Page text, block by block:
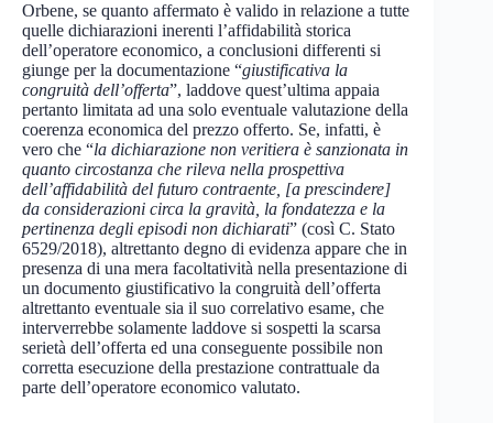
Orbene, se quanto affermato è valido in relazione a tutte
quelle dichiarazioni inerenti l’affidabilità storica
dell’operatore economico, a conclusioni differenti si
giunge per la documentazione “giustificativa la
congruità dell’offerta”, laddove quest’ultima appaia
pertanto limitata ad una solo eventuale valutazione della
coerenza economica del prezzo offerto. Se, infatti, è
vero che “la dichiarazione non veritiera è sanzionata in
quanto circostanza che rileva nella prospettiva
dell’affidabilità del futuro contraente, [a prescindere]
da considerazioni circa la gravità, la fondatezza e la
pertinenza degli episodi non dichiarati” (così C. Stato
6529/2018), altrettanto degno di evidenza appare che in
presenza di una mera facoltatività nella presentazione di
un documento giustificativo la congruità dell’offerta
altrettanto eventuale sia il suo correlativo esame, che
interverrebbe solamente laddove si sospetti la scarsa
serietà dell’offerta ed una conseguente possibile non
corretta esecuzione della prestazione contrattuale da
parte dell’operatore economico valutato.